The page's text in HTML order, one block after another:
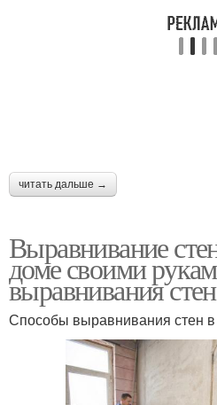
читать дальше →
Выравнивание
доме своими
выравнивания стен
Способы выравнивания стен